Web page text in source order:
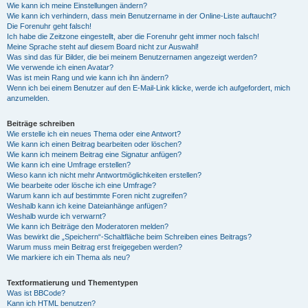
Wie kann ich meine Einstellungen ändern?
Wie kann ich verhindern, dass mein Benutzername in der Online-Liste auftaucht?
Die Forenuhr geht falsch!
Ich habe die Zeitzone eingestellt, aber die Forenuhr geht immer noch falsch!
Meine Sprache steht auf diesem Board nicht zur Auswahl!
Was sind das für Bilder, die bei meinem Benutzernamen angezeigt werden?
Wie verwende ich einen Avatar?
Was ist mein Rang und wie kann ich ihn ändern?
Wenn ich bei einem Benutzer auf den E-Mail-Link klicke, werde ich aufgefordert, mich
anzumelden.
Beiträge schreiben
Wie erstelle ich ein neues Thema oder eine Antwort?
Wie kann ich einen Beitrag bearbeiten oder löschen?
Wie kann ich meinem Beitrag eine Signatur anfügen?
Wie kann ich eine Umfrage erstellen?
Wieso kann ich nicht mehr Antwortmöglichkeiten erstellen?
Wie bearbeite oder lösche ich eine Umfrage?
Warum kann ich auf bestimmte Foren nicht zugreifen?
Weshalb kann ich keine Dateianhänge anfügen?
Weshalb wurde ich verwarnt?
Wie kann ich Beiträge den Moderatoren melden?
Was bewirkt die „Speichern“-Schaltfläche beim Schreiben eines Beitrags?
Warum muss mein Beitrag erst freigegeben werden?
Wie markiere ich ein Thema als neu?
Textformatierung und Thementypen
Was ist BBCode?
Kann ich HTML benutzen?